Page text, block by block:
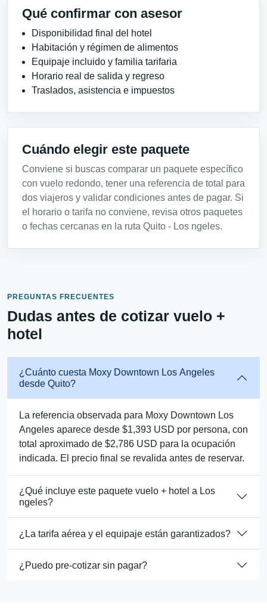
Qué confirmar con asesor
Disponibilidad final del hotel
Habitación y régimen de alimentos
Equipaje incluido y familia tarifaria
Horario real de salida y regreso
Traslados, asistencia e impuestos
Cuándo elegir este paquete
Conviene si buscas comparar un paquete específico
con vuelo redondo, tener una referencia de total para
dos viajeros y validar condiciones antes de pagar. Si
el horario o tarifa no conviene, revisa otros paquetes
o fechas cercanas en la ruta Quito - Los ngeles.
PREGUNTAS FRECUENTES
Dudas antes de cotizar vuelo +
hotel
¿Cuánto cuesta Moxy Downtown Los Angeles
desde Quito?
La referencia observada para Moxy Downtown Los
Angeles aparece desde $1,393 USD por persona, con
total aproximado de $2,786 USD para la ocupación
indicada. El precio final se revalida antes de reservar.
¿Qué incluye este paquete vuelo + hotel a Los
ngeles?
¿La tarifa aérea y el equipaje están garantizados?
¿Puedo pre-cotizar sin pagar?